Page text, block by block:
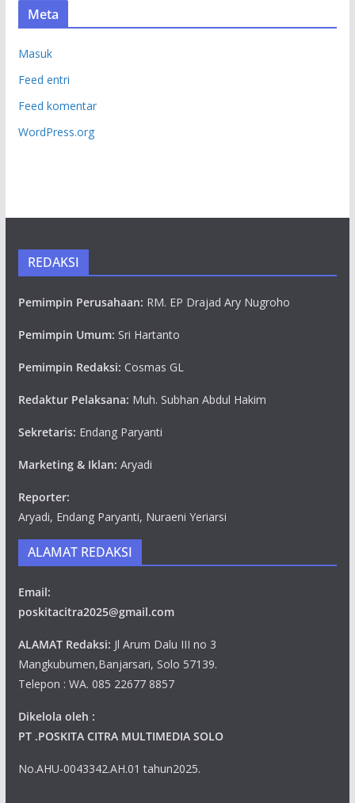
Meta
Masuk
Feed entri
Feed komentar
WordPress.org
REDAKSI
Pemimpin Perusahaan: RM. EP Drajad Ary Nugroho
Pemimpin Umum: Sri Hartanto
Pemimpin Redaksi: Cosmas GL
Redaktur Pelaksana: Muh. Subhan Abdul Hakim
Sekretaris: Endang Paryanti
Marketing & Iklan: Aryadi
Reporter:
Aryadi, Endang Paryanti, Nuraeni Yeriarsi
ALAMAT REDAKSI
Email:
poskitacitra2025@gmail.com
ALAMAT Redaksi: Jl Arum Dalu III no 3
Mangkubumen,Banjarsari, Solo 57139.
Telepon : WA. 085 22677 8857
Dikelola oleh :
PT .POSKITA CITRA MULTIMEDIA SOLO
No.AHU-0043342.AH.01 tahun2025.